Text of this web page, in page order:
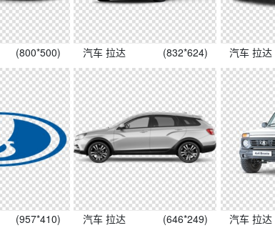
(800*500) 汽车 拉达 (832*624) 汽车 拉达
(957*410) 汽车 拉达 (646*249) 汽车 拉达